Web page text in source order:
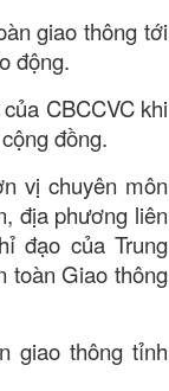
giao thông tới
động.
CBCCVC khi
đồng.
vị chuyên môn
địa phương liên
đạo của Trung
toàn Giao thông
giao thông tỉnh